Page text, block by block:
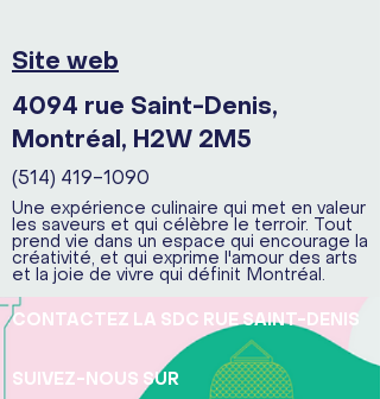
Site web
4094 rue Saint-Denis,
Montréal, H2W 2M5
(514) 419-1090
Une expérience culinaire qui met en valeur
les saveurs et qui célèbre le terroir. Tout
prend vie dans un espace qui encourage la
créativité, et qui exprime l'amour des arts
et la joie de vivre qui définit Montréal.
CONTACTEZ LA SDC RUE SAINT-DENIS
SUIVEZ-NOUS SUR